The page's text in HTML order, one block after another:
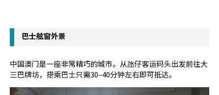
巴士舷窗外景
中国澳门是一座非常精巧的城市。从氹仔客运码头出发前往大
三巴牌坊，搭乘巴士只需30–40分钟左右即可抵达。